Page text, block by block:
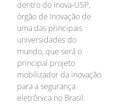
dentro do Inova-USP,
órgão de Inovação de
uma das principais
universidades do
mundo, que será o
principal projeto
mobilizador da inovação
para a segurança
eletrônica no Brasil.